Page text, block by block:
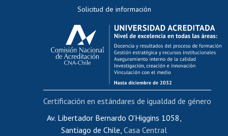
Evaluación docente
Calificación académica
Postulación al AUCAI
Funcionarias/os
Cursos internos de capacitación
Bienestar del personal
Portal de movilidad interna
Certificado de renta
Certificado de renta honorarios
Solicitud de información
Av. Libertador Bernardo O'Higgins 1058,
Santiago de Chile, Casa Central
Certificación en estándares de igualdad de género